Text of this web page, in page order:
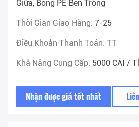
Giữa, Bông PE Bên Trong
Thời Gian Giao Hàng: 7-25
Điều Khoản Thanh Toán: TT
Khả Năng Cung Cấp: 5000 CÁI /
Nhận được giá tốt nhất